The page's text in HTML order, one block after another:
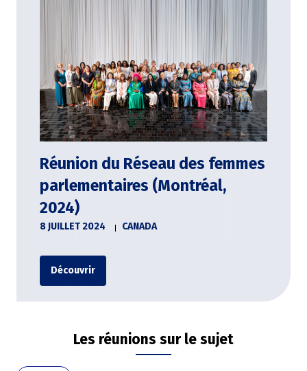
Réunion du Réseau des femmes
parlementaires (Montréal,
2024)
8 JUILLET 2024 CANADA
Découvrir
Les réunions sur le sujet